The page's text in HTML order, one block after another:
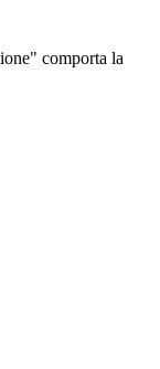
comporta la